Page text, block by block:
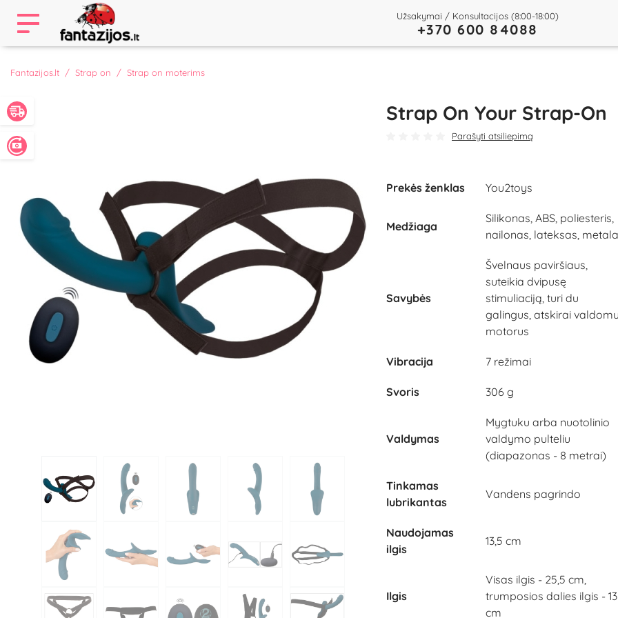
Užsakymai / Konsultacijos (8:00-18:00)
+370 600 84088
Fantazijos.lt Strap on Strap on moterims
Strap On Your Strap-On
Parašyti atsiliepimą
Prekės ženklas You2toys
Medžiaga
Silikonas, ABS, poliesteris,
nailonas, lateksas,
Savybės
Švelnaus paviršiaus,
suteikia dvipusę
stimuliaciją, turi du
galingus, atskirai
motorus
Vibracija 7 režimai
Svoris 306 g
Valdymas
Mygtuku arba nuotolinio
valdymo pulteliu
(diapazonas - 8 metrai)
Tinkamas
lubrikantas
Vandens pagrindo
Naudojamas
ilgis
13,5 cm
Ilgis
Visas ilgis - 25,5 cm,
trumposios dalies ilgis - 13
cm